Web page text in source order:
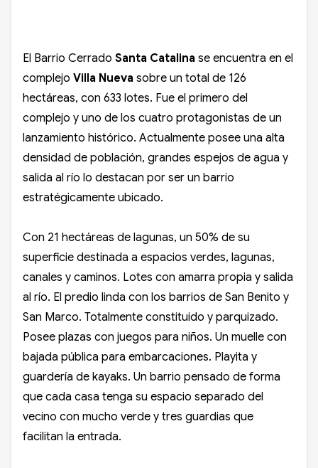
El Barrio Cerrado Santa Catalina se encuentra en el
complejo Villa Nueva sobre un total de 126
hectáreas, con 633 lotes. Fue el primero del
complejo y uno de los cuatro protagonistas de un
lanzamiento histórico. Actualmente posee una alta
densidad de población, grandes espejos de agua y
salida al río lo destacan por ser un barrio
estratégicamente ubicado.
Con 21 hectáreas de lagunas, un 50% de su
superficie destinada a espacios verdes, lagunas,
canales y caminos. Lotes con amarra propia y salida
al río. El predio linda con los barrios de San Benito y
San Marco. Totalmente constituido y parquizado.
Posee plazas con juegos para niños. Un muelle con
bajada pública para embarcaciones. Playita y
guardería de kayaks. Un barrio pensado de forma
que cada casa tenga su espacio separado del
vecino con mucho verde y tres guardias que
facilitan la entrada.